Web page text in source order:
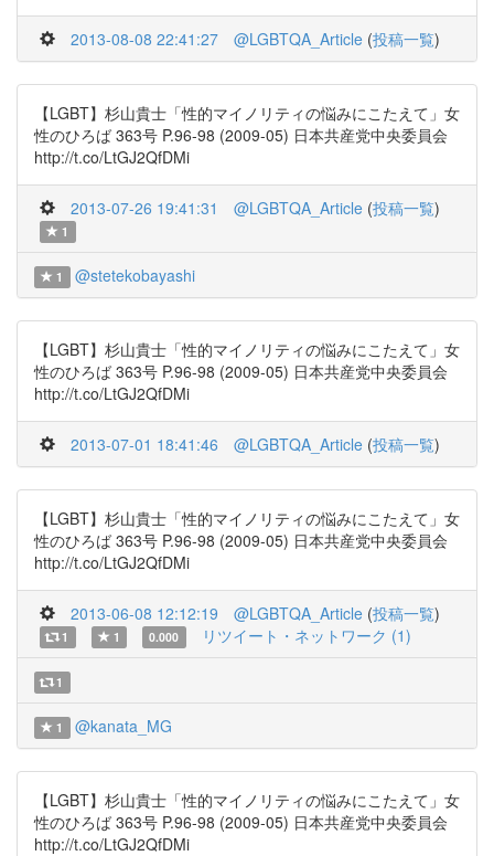
2013-08-08 22:41:27 @LGBTQA_Article (投稿一覧)
【LGBT】杉山貴士「性的マイノリティの悩みにこたえて」女
性のひろば 363号 P.96-98 (2009-05) 日本共産党中央委員会
http://t.co/LtGJ2QfDMi
2013-07-26 19:41:31 @LGBTQA_Article (投稿一覧)
1
1 @stetekobayashi
【LGBT】杉山貴士「性的マイノリティの悩みにこたえて」女
性のひろば 363号 P.96-98 (2009-05) 日本共産党中央委員会
http://t.co/LtGJ2QfDMi
2013-07-01 18:41:46 @LGBTQA_Article (投稿一覧)
【LGBT】杉山貴士「性的マイノリティの悩みにこたえて」女
性のひろば 363号 P.96-98 (2009-05) 日本共産党中央委員会
http://t.co/LtGJ2QfDMi
2013-06-08 12:12:19 @LGBTQA_Article (投稿一覧)
1 1 0.000 リツイート・ネットワーク (1)
1
1 @kanata_MG
【LGBT】杉山貴士「性的マイノリティの悩みにこたえて」女
性のひろば 363号 P.96-98 (2009-05) 日本共産党中央委員会
http://t.co/LtGJ2QfDMi